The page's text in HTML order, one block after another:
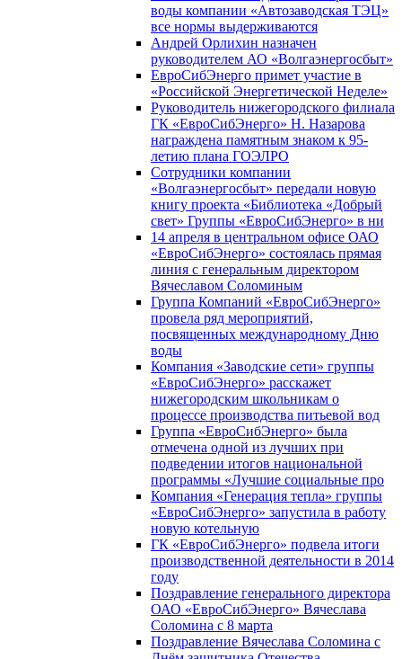
воды компании «Автозаводская ТЭЦ»
все нормы выдерживаются
Андрей Орлихин назначен
руководителем АО «Волгаэнергосбыт»
ЕвроСибЭнерго примет участие в
«Российской Энергетической Неделе»
Руководитель нижегородского филиала
ГК «ЕвроСибЭнерго» Н. Назарова
награждена памятным знаком к 95-
летию плана ГОЭЛРО
Сотрудники компании
«Волгаэнергосбыт» передали новую
книгу проекта «Библиотека «Добрый
свет» Группы «ЕвроСибЭнерго» в ни
14 апреля в центральном офисе ОАО
«ЕвроСибЭнерго» состоялась прямая
линия с генеральным директором
Вячеславом Соломиным
Группа Компаний «ЕвроСибЭнерго»
провела ряд мероприятий,
посвященных международному Дню
воды
Компания «Заводские сети» группы
«ЕвроСибЭнерго» расскажет
нижегородским школьникам о
процессе производства питьевой вод
Группа «ЕвроСибЭнерго» была
отмечена одной из лучших при
подведении итогов национальной
программы «Лучшие социальные про
Компания «Генерация тепла» группы
«ЕвроСибЭнерго» запустила в работу
новую котельную
ГК «ЕвроСибЭнерго» подвела итоги
производственной деятельности в 2014
году
Поздравление генерального директора
ОАО «ЕвроСибЭнерго» Вячеслава
Соломина с 8 марта
Поздравление Вячеслава Соломина с